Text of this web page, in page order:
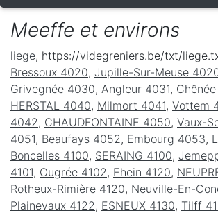
Meeffe et environs
liege, https://videgreniers.be/txt/
Bressoux 4020, Jupille-Sur-Meuse
Grivegnée 4030, Angleur 4031,
HERSTAL 4040, Milmort 4041, Vottem
4042 , CHAUDFONTAINE 4050, Vaux-
4051, Beaufays 4052 , Embourg 4053,
Boncelles 4100, SERAING 4100,
4101, Ougrée 4102 , Ehein 4120,
Rotheux-Rimière 4120, Neuville-En-
Plainevaux 4122 , ESNEUX 4130, Tilff